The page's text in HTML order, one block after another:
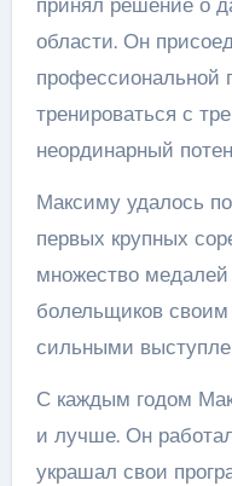
области. Он
профессиональной
тренироваться с
неординарный
Максиму удалось
первых крупных
множество
болельщиков
сильными
С каждым годом
и лучше. Он
украшал свои